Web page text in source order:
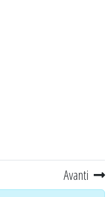
Avanti